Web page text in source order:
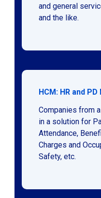
and general
and the like.
HCM: HR and
Companies from
in a solution for
Attendance,
Charges and
Safety, etc.